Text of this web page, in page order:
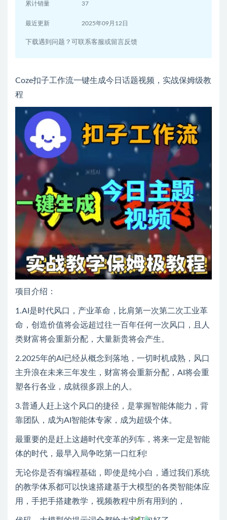
累计销量 37
最近更新 2025年09月12日
下载遇到问题？可联系客服或留言反馈
Coze扣子工作流一键生成今日话题视频，实战保姆级教
程
项目介绍：
1.AI是时代风口，产业革命，比肩第一次第二次工业革
命，创造价值将会远超过往一百年任何一次风口，且人
类财富将会重新分配，大量新贵将会产生。
2.2025年的AI已经从概念到落地，一切时机成熟，风口
主升浪在未来三年发生，财富将会重新分配，AI将会重
塑各行各业，成就很多跟上的人。
3.普通人赶上这个风口的捷径，是掌握智能体能力，背
靠团队，成为AI智能体专家，成为超级个体。
最重要的是赶上这趟时代变革的列车，将来一定是智能
体的时代，最早入局争吃第一口红利!
无论你是否有编程基础，即使是纯小白，通过我们系统
的教学体系都可以快速搭建基于大模型的各类智能体应
用，手把手搭建教学，视频教程中所有用到的，